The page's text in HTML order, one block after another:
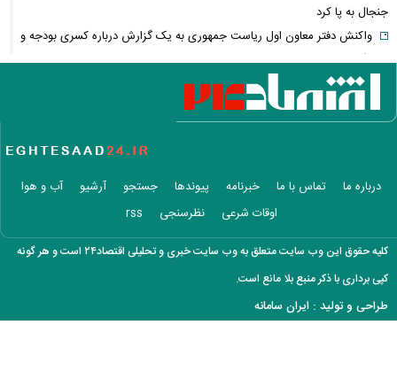
جنجال به پا کرد
واکنش دفتر معاون اول ریاست جمهوری به یک گزارش درباره کسری بودجه و
کالابرگ
چگونه جنگ معاملات «هوش مصنوعی» ترامپ در خلیج فارس را نابود کرد؟
این افراد بیشتر سرطان مری می‌گیرند؛ عوامل خطر را جدی بگیرید
تمدید قرارداد اوزجان بیزاتی با استقلال؛ مربی ترک‌تبار ماندنی شد
پاییز پربارش از راه می‌رسد/ فرصت طلایی دولت برای جبران کمبود آب
اسامی خریدهای جدید پرسپولیس لو رفت
بازنشستگان کشوری بخوانند؛ آخرین مهلت ثبت‌نام بیمه تکمیلی اعلام شد
پزشکیان خطاب به خبرنگاران چه گفت؟ /تأکید رئیس‌جمهور بر وحدت و
انسجام
شوک تازه به اقتصاد آمریکا / بازار کار آمریکا غافلگیر شد
درباره ما تماس با ما خبرنامه پیوندها جستجو آرشیو
آب و هوا
اوقات شرعی
نظرسنجی rss
کلیه حقوق این وب سایت متعلق به وب سایت خبری و تحلیلی اقتصاد۲۴ است و هر گونه
کپی برداری با ذکر منبع بلا مانع است.
طراحی و تولید : ایران سامانه